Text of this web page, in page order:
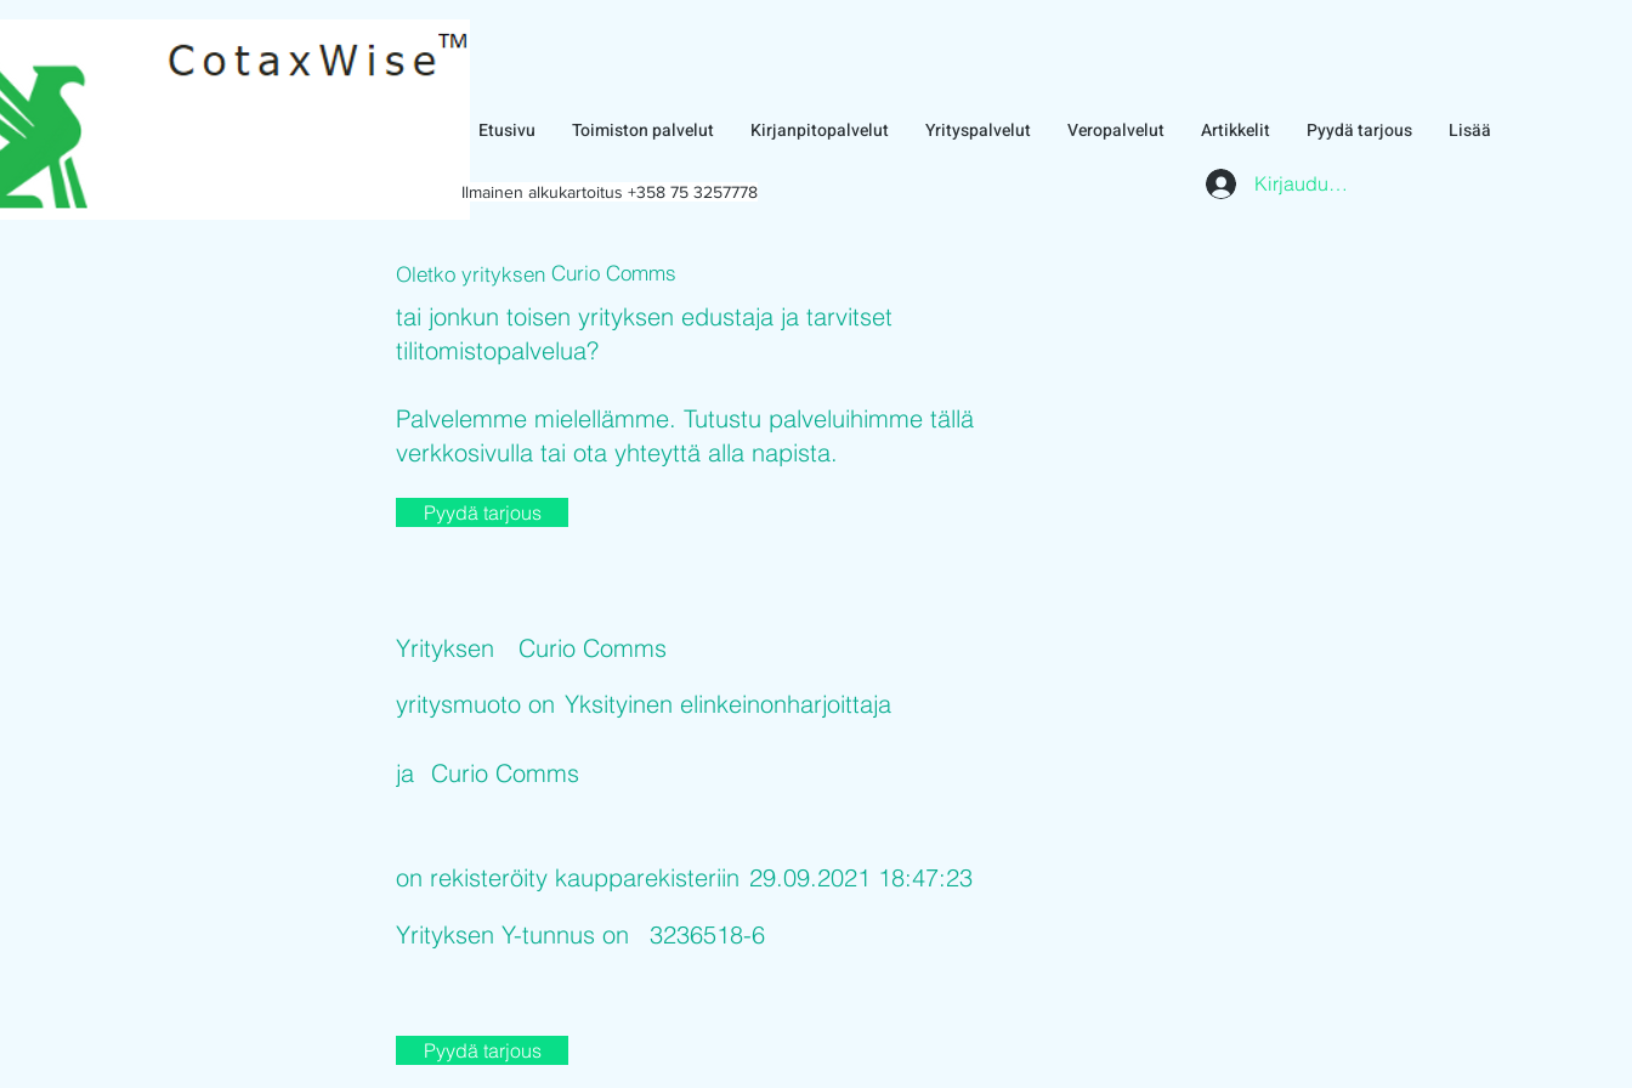
Etusivu Toimiston palvelut Kirjanpitopalvelut Yrityspalvelut Veropalvelut Artikkelit Pyydä tarjous Lisää
Kirjaudu asiakasalueelle
Ilmainen alkukartoitus +358 75 3257778
Curio Comms
Oletko yrityksen
tai jonkun toisen yrityksen edustaja ja tarvitset
tilitomistopalvelua?
Palvelemme mielellämme. Tutustu palveluihimme tällä
verkkosivulla tai ota yhteyttä alla napista.
Pyydä tarjous
Curio Comms
Yrityksen
Yksityinen elinkeinonharjoittaja
yritysmuoto on
ja Curio Comms
on rekisteröity kaupparekisteriin 29.09.2021 18:47:23
Yrityksen Y-tunnus on
3236518-6
Pyydä tarjous